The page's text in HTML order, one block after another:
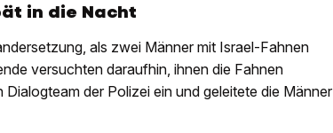
in die Nacht
als zwei Männer mit Israel-Fahnen
versuchten daraufhin, ihnen die Fahnen
der Polizei ein und geleitete die Männer